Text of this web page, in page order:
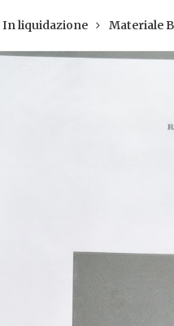
enter to search or ESC to close
In liquidazione Materiale